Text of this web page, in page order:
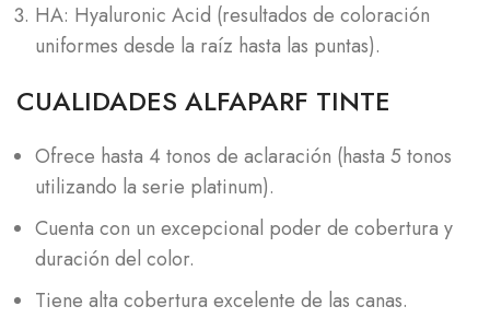
HA: Hyaluronic Acid (resultados de coloración
uniformes desde la raíz hasta las puntas).
CUALIDADES ALFAPARF TINTE
Ofrece hasta 4 tonos de aclaración (hasta 5 tonos
utilizando la serie platinum).
Cuenta con un excepcional poder de cobertura y
duración del color.
Tiene alta cobertura excelente de las canas.